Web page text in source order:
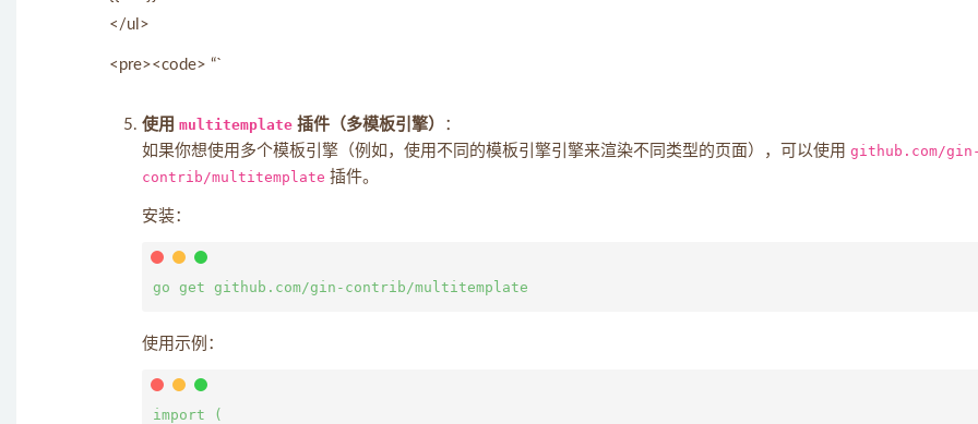
</ul>
<pre><code> “`
使用 multitemplate 插件（多模板引擎）
：
如果你想使用多个模板引擎（例如，使用不同的模板引擎引擎来渲染不同类型的页面），可以使用 github.com/
contrib/multitemplate 插件。
安装：
使用示例：
import (